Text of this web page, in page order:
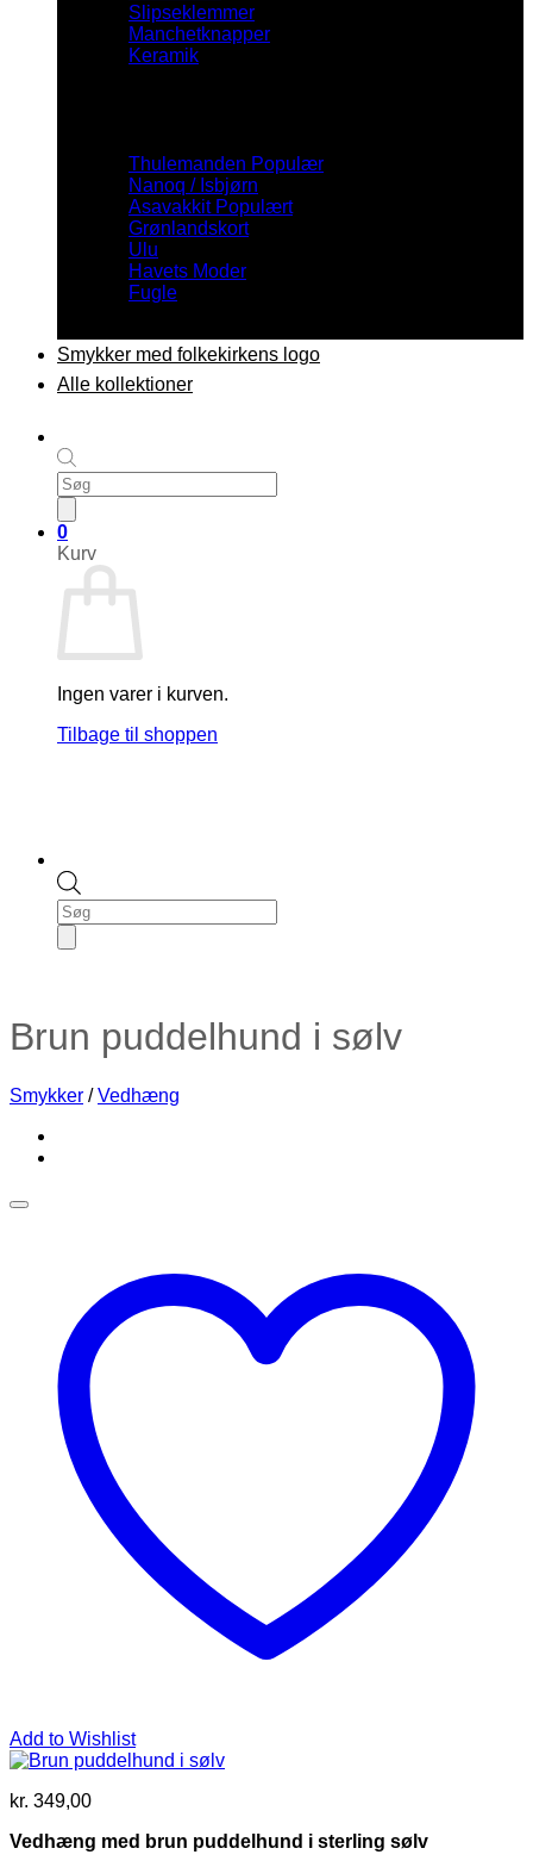
Products
search
0
Kurv
Ingen varer i kurven.
Tilbage til shoppen
Slipseklemmer
Manchetknapper
Keramik
Thulemanden
Nanoq / Isbjørn
Asavakkit
Grønlandskort
Ulu
Havets Moder
Fugle
Smykker med folkekirkens logo
Alle kollektioner
Products
search
Brun puddelhund i sølv
Smykker / Vedhæng
Add to Wishlist
kr. 349,00
Vedhæng med brun puddelhund i sterling sølv